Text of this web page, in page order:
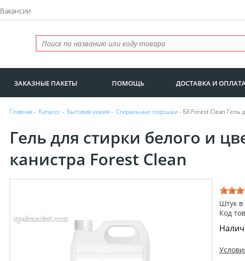
Вакансии
ЗАКАЗНЫЕ ПАКЕТЫ ПОМОЩЬ ДОСТАВКА И
Главная- Каталог- Бытовая химия- Стиральные порошки- БХ Forest Clean Гель
Гель для стирки белого и
канистра Forest Clean
Штук в
Код